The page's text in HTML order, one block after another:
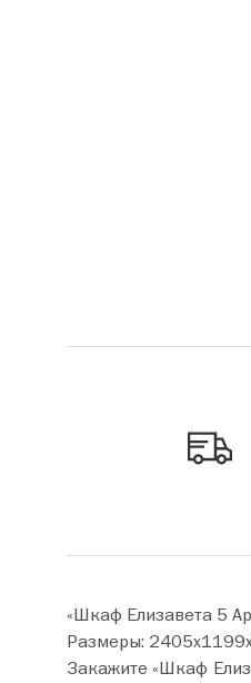
«Шкаф Елизавета 5
Размеры:
Закажите «Шкаф Елизавета 5 Арт 05-10»